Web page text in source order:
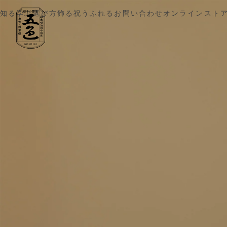
知る学ぶ選び方飾る 祝うふれる お問い合わせ オンラインスト